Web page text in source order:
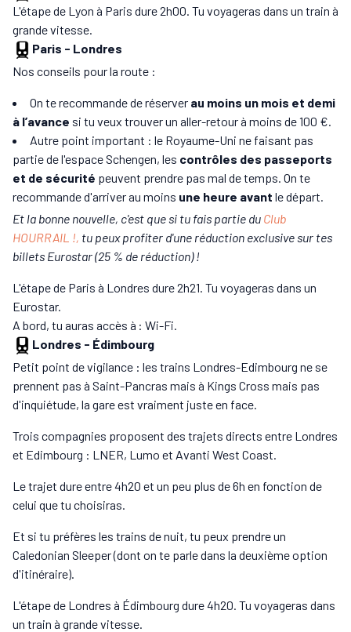
L'étape de Lyon à Paris dure 2h00. Tu voyageras dans un train à
grande vitesse.
Paris - Londres
Nos conseils pour la route :
On te recommande de réserver au moins un mois et demi
à l’avance si tu veux trouver un aller-retour à moins de 100 €.
Autre point important : le Royaume-Uni ne faisant pas
partie de l'espace Schengen, les contrôles des passeports
et de sécurité peuvent prendre pas mal de temps. On te
recommande d'arriver au moins une heure avant le départ.
Et la bonne nouvelle, c'est que si tu fais partie du Club
HOURRAIL !, tu peux profiter d'une réduction exclusive sur tes
billets Eurostar (25 % de réduction) !
L'étape de Paris à Londres dure 2h21. Tu voyageras dans un
Eurostar.
A bord, tu auras accès à : Wi-Fi.
Londres - Édimbourg
Petit point de vigilance : les trains Londres-Edimbourg ne se
prennent pas à Saint-Pancras mais à Kings Cross mais pas
d'inquiétude, la gare est vraiment juste en face.
Trois compagnies proposent des trajets directs entre Londres
et Edimbourg : LNER, Lumo et Avanti West Coast.
Le trajet dure entre 4h20 et un peu plus de 6h en fonction de
celui que tu choisiras.
Et si tu préfères les trains de nuit, tu peux prendre un
Caledonian Sleeper (dont on te parle dans la deuxième option
d'itinéraire).
L'étape de Londres à Édimbourg dure 4h20. Tu voyageras dans
un train à grande vitesse.